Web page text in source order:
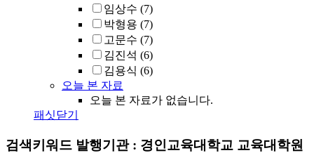
임상수 (7)
박형용 (7)
고문수 (7)
김진석 (6)
김용식 (6)
오늘 본 자료
오늘 본 자료가 없습니다.
패싯닫기
검색키워드 발행기관 : 경인교육대학교 교육대학원